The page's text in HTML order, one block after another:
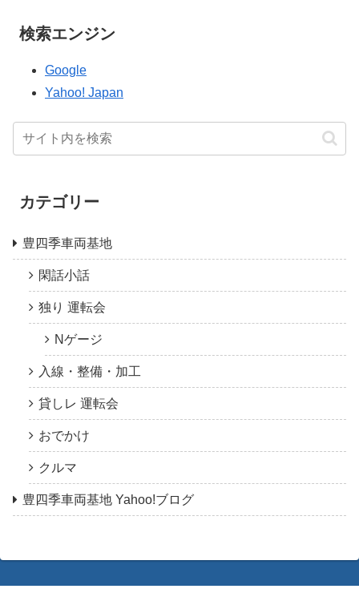
検索エンジン
Google
Yahoo! Japan
カテゴリー
豊四季車両基地
閑話小話
独り 運転会
Nゲージ
入線・整備・加工
貸しレ 運転会
おでかけ
クルマ
豊四季車両基地 Yahoo!ブログ